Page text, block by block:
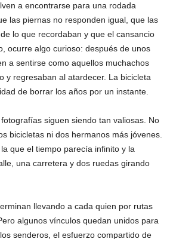
a encontrarse para una rodada
las piernas no responden igual, que las
lo que recordaban y que el cansancio
ocurre algo curioso: después de unos
a sentirse como aquellos muchachos
y regresaban al atardecer. La bicicleta
de borrar los años por un instante.
siguen siendo tan valiosas. No
bicicletas ni dos hermanos más jóvenes.
que el tiempo parecía infinito y la
una carretera y dos ruedas girando
llevando a cada quien por rutas
algunos vínculos quedan unidos para
senderos, el esfuerzo compartido de